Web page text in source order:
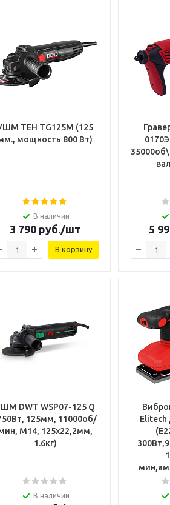
TEH TG125M (125
мощность 800 Вт)
В наличии
3 790руб./шт
В корзину
5
DWT WSP07-125 Q
125мм, 11000об/
М14, 125х22,2мм,
1.6кг)
В наличии